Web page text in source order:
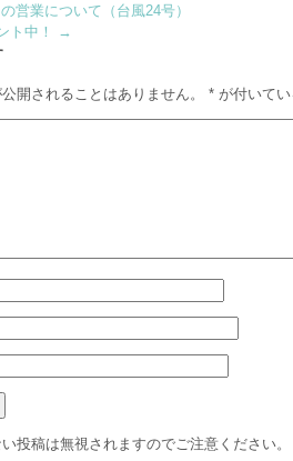
営業について（台風24号）
ト中！
→
開されることはありません。 * が付いて
投稿は無視されますのでご注意ください。